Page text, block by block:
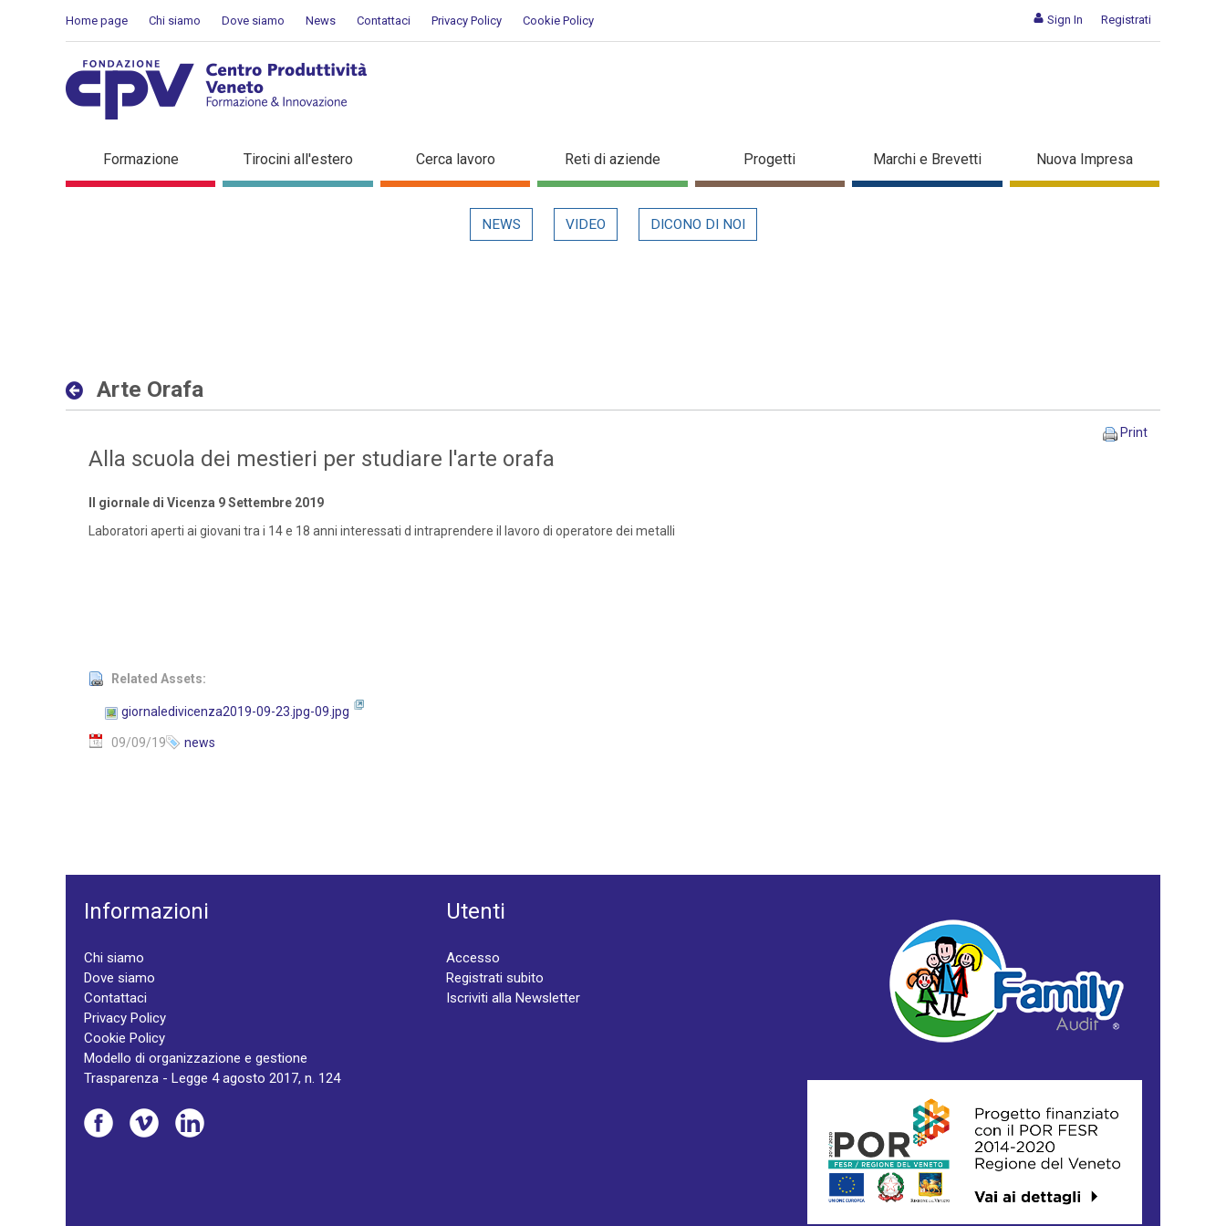
Sign In Registrati
Home page Chi siamo Dove siamo News Contattaci Privacy Policy Cookie Policy
Arte Orafa - Dettaglio in evidenza
Formazione Tirocini all'estero Cerca lavoro Reti di aziende Progetti Marchi e Brevetti Nuova Impresa
NEWS VIDEO DICONO DI NOI
Arte Orafa
Print
Alla scuola dei mestieri per studiare l'arte orafa
Il giornale di Vicenza 9 Settembre 2019
Laboratori aperti ai giovani tra i 14 e 18 anni interessati d intraprendere il lavoro di operatore dei metalli
Related Assets:
giornaledivicenza2019-09-23.jpg-09.jpg
09/09/19 news
Informazioni
Chi siamo
Dove siamo
Contattaci
Privacy Policy
Cookie Policy
Modello di organizzazione e gestione
Trasparenza - Legge 4 agosto 2017, n. 124
Utenti
Accesso
Registrati subito
Iscriviti alla Newsletter